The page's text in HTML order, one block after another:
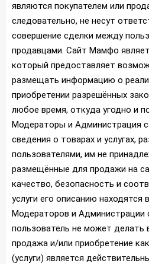
являются покупателем или
следовательно, не несут
совершение сделки между
продавцами. Сайт Мамфо
который предоставляет
размещать информацию о
приобретении разрешённых
любое время, откуда угодно и
Модераторы и Администрация
сведения о товарах и услугах,
пользователями, им не
размещённые для продажи на
качество, безопасность и
услуги его описанию находятся
Модераторов и Администрации
пользователь не может делать
продажа и/или приобретение
(услуги) является